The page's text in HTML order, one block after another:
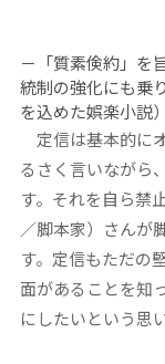
－「質素倹約」を
統制の強化にも乗
を込めた娯楽小説
定信は基本的に
るさく言いながら
す。それを自ら禁
／脚本家）さんが
す。定信もただの
面があることを知
にしたいという思